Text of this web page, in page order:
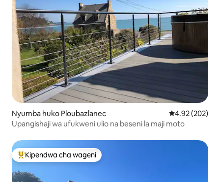
Nyumba huko Ploubazlanec Ukadiriaji wa
4.92 (202)
Upangishaji wa ufukweni ulio na beseni la maji moto
Kipendwa maarufu cha wageni
Kipendwa cha wageni